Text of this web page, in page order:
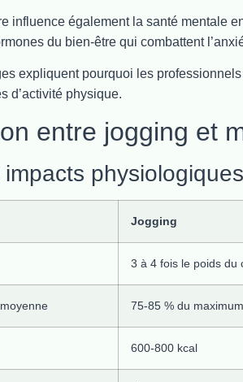
influence également la santé mentale
du bien-être qui combattent
expliquent pourquoi les
d’activité physique.
entre jogging et
physiologiques
Jogging
3 à 4 fois le poids du
75-85 % du maximum
600-800 kcal